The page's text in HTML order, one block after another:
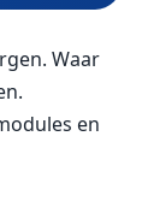
Waar
en